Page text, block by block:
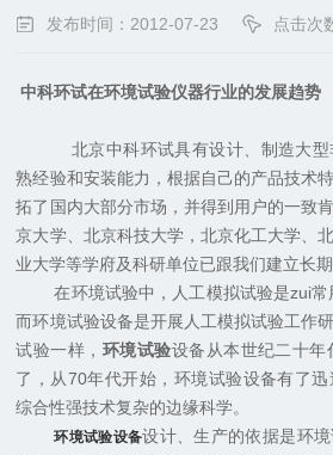
发布时间：2012-07-23 点击次
中科环试在环境试验仪器行业的发展趋势
北京中科环试具有设计、制造大型
熟经验和安装能力，根据自己的产品技术
拓了国内大部分市场，并得到用户的一致
京大学、北京科技大学，北京化工大学、
业大学等学府及科研单位已跟我们建立长期
在环境试验中，人工模拟试验是zui常
而环境试验设备是开展人工模拟试验工作
试验一样， 环境试验设备从本世纪二十年
了，从70年代开始，环境试验设备有了
综合性强技术复杂的边缘科学。
环境试验设备设计、生产的依据是环